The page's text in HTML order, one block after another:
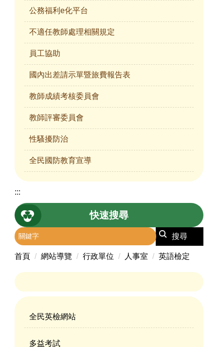
公務福利e化平台
不適任教師處理相關規定
員工協助
國內出差請示單暨旅費報告表
教師成績考核委員會
教師評審委員會
性騷擾防治
全民國防教育宣導
:::
快速搜尋
搜尋
首頁 網站導覽 行政單位 人事室 英語檢定
全民英檢網站
多益考試